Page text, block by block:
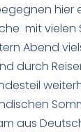
hier
mit
Abend
durch
aus